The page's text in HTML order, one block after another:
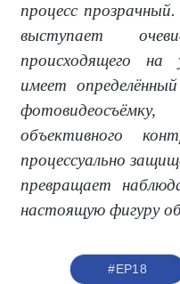
процесс
выступает
происходящего на
имеет
объективного
процессуально
превращает
настоящую фигуру
#ЕР18